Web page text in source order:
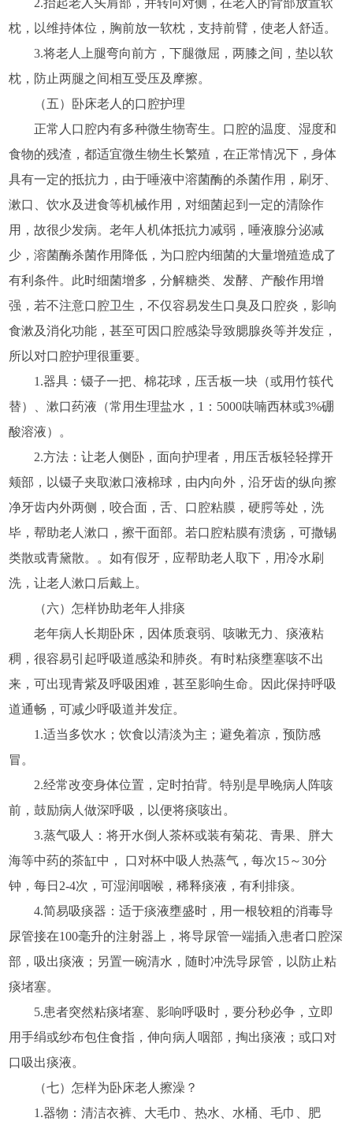
枕，以维持体位，胸前放一软枕，支持前臂，使老人舒适。
3.将老人上腿弯向前方，下腿微屈，两膝之间，垫以软
枕，防止两腿之间相互受压及摩擦。
（五）卧床老人的口腔护理
正常人口腔内有多种微生物寄生。口腔的温度、湿度和
食物的残渣，都适宜微生物生长繁殖，在正常情况下，身体
具有一定的抵抗力，由于唾液中溶菌酶的杀菌作用，刷牙、
漱口、饮水及进食等机械作用，对细菌起到一定的清除作
用，故很少发病。老年人机体抵抗力减弱，唾液腺分泌减
少，溶菌酶杀菌作用降低，为口腔内细菌的大量增殖造成了
有利条件。此时细菌增多，分解糖类、发酵、产酸作用增
强，若不注意口腔卫生，不仅容易发生口臭及口腔炎，影响
食漱及消化功能，甚至可因口腔感染导致腮腺炎等并发症，
所以对口腔护理很重要。
1.器具：镊子一把、棉花球，压舌板一块（或用竹筷代
替）、漱口药液（常用生理盐水，1：5000呋喃西林或3%硼
酸溶液）。
2.方法：让老人侧卧，面向护理者，用压舌板轻轻撑开
颊部，以镊子夹取漱口液棉球，由内向外，沿牙齿的纵向擦
净牙齿内外两侧，咬合面，舌、口腔粘膜，硬腭等处，洗
毕，帮助老人漱口，擦干面部。若口腔粘膜有溃疡，可撒锡
类散或青黛散。。如有假牙，应帮助老人取下，用冷水刷
洗，让老人漱口后戴上。
（六）怎样协助老年人排痰
老年病人长期卧床，因体质衰弱、咳嗽无力、痰液粘
稠，很容易引起呼吸道感染和肺炎。有时粘痰壅塞咳不出
来，可出现青紫及呼吸困难，甚至影响生命。因此保持呼吸
道通畅，可减少呼吸道并发症。
1.适当多饮水；饮食以清淡为主；避免着凉，预防感
冒。
2.经常改变身体位置，定时拍背。特别是早晚病人阵咳
前，鼓励病人做深呼吸，以便将痰咳出。
3.蒸气吸人：将开水倒人茶杯或装有菊花、青果、胖大
海等中药的茶缸中， 口对杯中吸人热蒸气，每次15～30分
钟，每日2-4次，可湿润咽喉，稀释痰液，有利排痰。
4.简易吸痰器：适于痰液壅盛时，用一根较粗的消毒导
尿管接在100毫升的注射器上，将导尿管一端插入患者口腔深
部，吸出痰液；另置一碗清水，随时冲洗导尿管，以防止粘
痰堵塞。
5.患者突然粘痰堵塞、影响呼吸时，要分秒必争，立即
用手绢或纱布包住食指，伸向病人咽部，掏出痰液；或口对
口吸出痰液。
（七）怎样为卧床老人擦澡？
1.器物：清洁衣裤、大毛巾、热水、水桶、毛巾、肥